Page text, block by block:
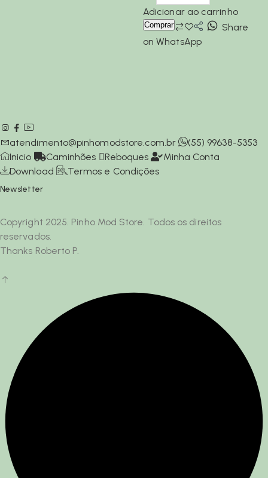
Adicionar ao carrinho
Comprar
Share
on WhatsApp
atendimento@pinhomodstore.com.br
(55) 99638-5353
Inicio
Caminhões Reboques
Minha Conta
Download
Termos e Condições
Newsletter
Copyright 2025. Pinho Mod Store. Todos os direitos
reservados.
Thanks Roberto P.